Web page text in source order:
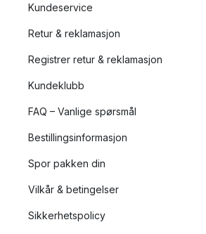
Kundeservice
Retur & reklamasjon
Registrer retur & reklamasjon
Kundeklubb
FAQ – Vanlige spørsmål
Bestillingsinformasjon
Spor pakken din
Vilkår & betingelser
Sikkerhetspolicy